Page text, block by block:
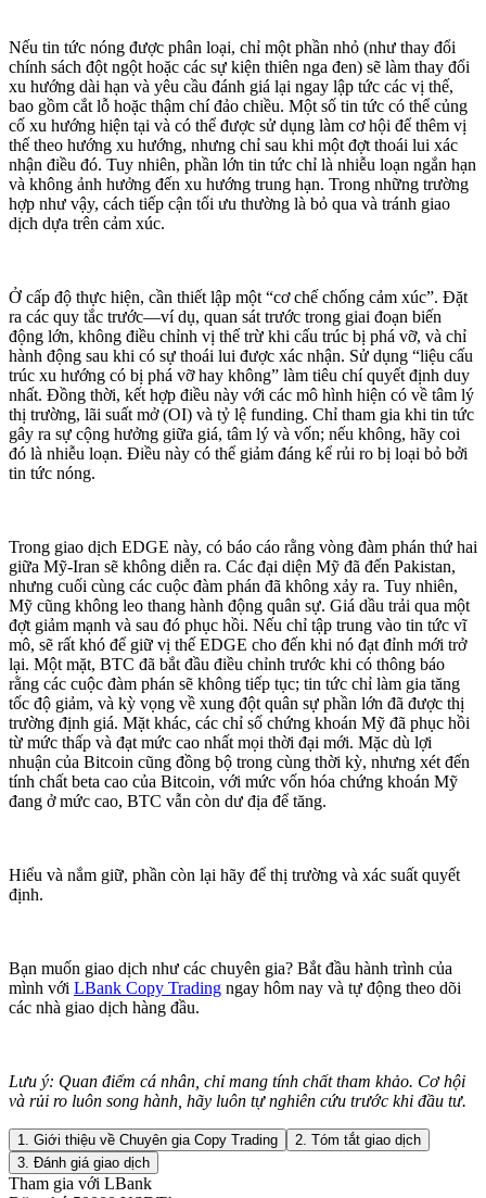
Nếu tin tức nóng được phân loại, chỉ một phần nhỏ (như thay đổi
chính sách đột ngột hoặc các sự kiện thiên nga đen) sẽ làm thay đổi
xu hướng dài hạn và yêu cầu đánh giá lại ngay lập tức các vị thế,
bao gồm cắt lỗ hoặc thậm chí đảo chiều. Một số tin tức có thể củng
cố xu hướng hiện tại và có thể được sử dụng làm cơ hội để thêm vị
thế theo hướng xu hướng, nhưng chỉ sau khi một đợt thoái lui xác
nhận điều đó. Tuy nhiên, phần lớn tin tức chỉ là nhiễu loạn ngắn hạn
và không ảnh hưởng đến xu hướng trung hạn. Trong những trường
hợp như vậy, cách tiếp cận tối ưu thường là bỏ qua và tránh giao
dịch dựa trên cảm xúc.
Ở cấp độ thực hiện, cần thiết lập một “cơ chế chống cảm xúc”. Đặt
ra các quy tắc trước—ví dụ, quan sát trước trong giai đoạn biến
động lớn, không điều chỉnh vị thế trừ khi cấu trúc bị phá vỡ, và chỉ
hành động sau khi có sự thoái lui được xác nhận. Sử dụng “liệu cấu
trúc xu hướng có bị phá vỡ hay không” làm tiêu chí quyết định duy
nhất. Đồng thời, kết hợp điều này với các mô hình hiện có về tâm lý
thị trường, lãi suất mở (OI) và tỷ lệ funding. Chỉ tham gia khi tin tức
gây ra sự cộng hưởng giữa giá, tâm lý và vốn; nếu không, hãy coi
đó là nhiễu loạn. Điều này có thể giảm đáng kể rủi ro bị loại bỏ bởi
tin tức nóng.
Trong giao dịch EDGE này, có báo cáo rằng vòng đàm phán thứ hai
giữa Mỹ-Iran sẽ không diễn ra. Các đại diện Mỹ đã đến Pakistan,
nhưng cuối cùng các cuộc đàm phán đã không xảy ra. Tuy nhiên,
Mỹ cũng không leo thang hành động quân sự. Giá dầu trải qua một
đợt giảm mạnh và sau đó phục hồi. Nếu chỉ tập trung vào tin tức vĩ
mô, sẽ rất khó để giữ vị thế EDGE cho đến khi nó đạt đỉnh mới trở
lại. Một mặt, BTC đã bắt đầu điều chỉnh trước khi có thông báo
rằng các cuộc đàm phán sẽ không tiếp tục; tin tức chỉ làm gia tăng
tốc độ giảm, và kỳ vọng về xung đột quân sự phần lớn đã được thị
trường định giá. Mặt khác, các chỉ số chứng khoán Mỹ đã phục hồi
từ mức thấp và đạt mức cao nhất mọi thời đại mới. Mặc dù lợi
nhuận của Bitcoin cũng đồng bộ trong cùng thời kỳ, nhưng xét đến
tính chất beta cao của Bitcoin, với mức vốn hóa chứng khoán Mỹ
đang ở mức cao, BTC vẫn còn dư địa để tăng.
Hiểu và nắm giữ, phần còn lại hãy để thị trường và xác suất quyết
định.
Bạn muốn giao dịch như các chuyên gia? Bắt đầu hành trình của
mình với LBank Copy Trading ngay hôm nay và tự động theo dõi
các nhà giao dịch hàng đầu.
Lưu ý: Quan điểm cá nhân, chỉ mang tính chất tham khảo. Cơ hội
và rủi ro luôn song hành, hãy luôn tự nghiên cứu trước khi đầu tư.
1. Giới thiệu về Chuyên gia Copy Trading
2. Tóm tắt giao dịch
3. Đánh giá giao dịch
Tham gia với LBank